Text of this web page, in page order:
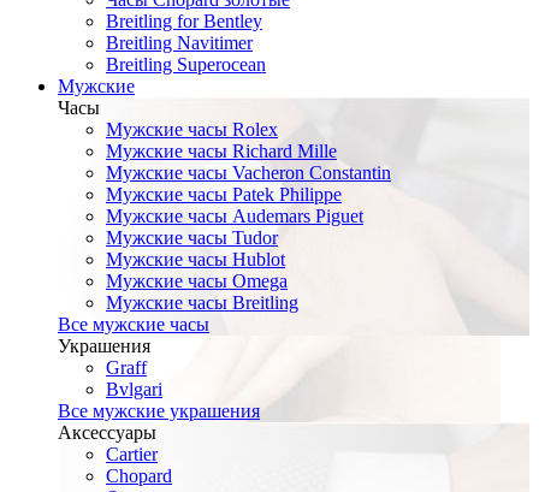
Breitling for Bentley
Breitling Navitimer
Breitling Superocean
Мужские
Часы
Мужские часы Rolex
Мужские часы Richard Mille
Мужские часы Vacheron Constantin
Мужские часы Patek Philippe
Мужские часы Audemars Piguet
Мужские часы Tudor
Мужские часы Hublot
Мужские часы Omega
Мужские часы Breitling
Все мужские часы
Украшения
Graff
Bvlgari
Все мужские украшения
Аксессуары
Cartier
Chopard